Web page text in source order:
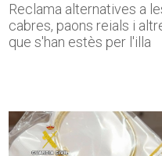
Reclama alternatives a
cabres, paons reials i
que s'han estès per l'illa